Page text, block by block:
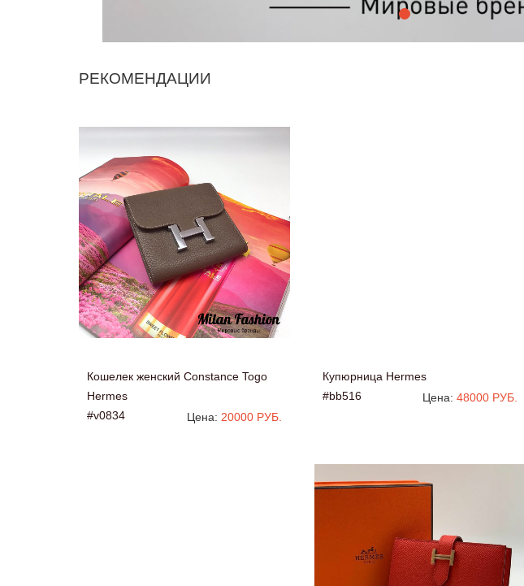
РЕКОМЕНДАЦИИ
Кошелек женский Constance Togo
Hermes
#v0834
Цена: 20000 РУБ.
Купюрница Hermes
#bb516
Цена: 48000 РУБ.